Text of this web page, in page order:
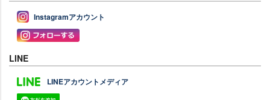
Instagramアカウント
LINE
LINEアカウントメディア